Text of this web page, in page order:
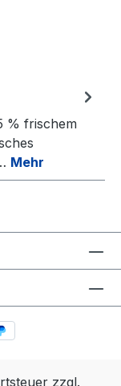
% frischem
Mehr
zzgl.